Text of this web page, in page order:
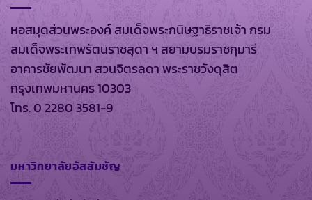
หอสมุดส่วนพระองค์ สมเด็จพระกนิษฐาธิราชเจ้า กรม
สมเด็จพระเทพรัตนราชสุดา ฯ สยามบรมราชกุมารี
อาคารชัยพัฒนา สวนจิตรลดา พระราชวังดุสิต
กรุงเทพมหานคร 10303
โทร. 0 2280 3581-9
มหาวิทยาลัยอัสสัมชัญ